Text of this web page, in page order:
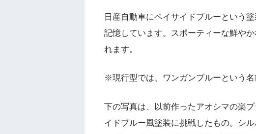
日産自動車にベイサイドブルーという
記憶しています。スポーティーな鮮や
れます。
※現行型では、ワンガンブルーという名
下の写真は、以前作ったアオシマの楽
イドブルー風塗装に挑戦したもの。シ